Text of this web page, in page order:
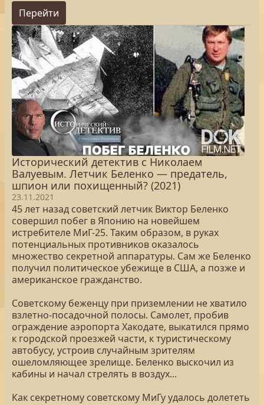
Перейти
Исторический детектив с Николаем
Валуевым. Летчик Беленко — предатель,
шпион или похищенный? (2021)
23.11.2021
45 лет назад советский летчик Виктор Беленко
совершил побег в Японию на новейшем
истребителе МиГ-25. Таким образом, в руках
потенциальных противников оказалось
множество секретной аппаратуры. Сам же Беленко
получил политическое убежище в США, а позже и
американское гражданство.
Советскому беженцу при приземлении не хватило
взлетно-посадочной полосы. Самолет, пробив
ограждение аэропорта Хакодате, выкатился прямо
к городской проезжей части, к туристическому
автобусу, устроив случайным зрителям
ошеломляющее зрелище. Беленко выскочил из
кабины и начал стрелять в воздух...
Как секретному советскому МиГу удалось долететь